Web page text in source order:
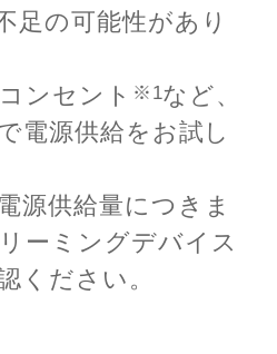
足の可能性があり
ンセント ※1など、
電源供給をお試し
源供給量につきま
ーミングデバイス
ください。